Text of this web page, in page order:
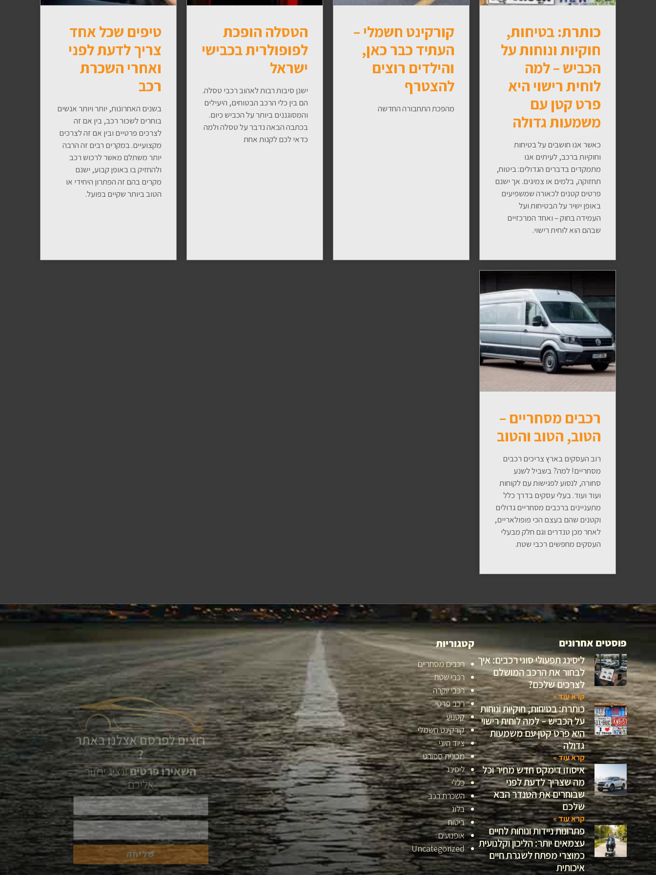
כותרת: בטיחות,
חוקיות ונוחות על
הכביש – למה
לוחית רישוי היא
פרט קטן עם
משמעות גדולה
כאשר אנו חושבים על בטיחות
וחוקיות ברכב, לעיתים אנו
מתמקדים בדברים הגדולים: ביטוח,
תחזוקה, בלמים או צמיגים. אך ישנם
פרטים קטנים לכאורה שמשפיעים
באופן ישיר על הבטיחות ועל
העמידה בחוק – ואחד המרכזיים
שבהם הוא לוחית רישוי.
קורקינט חשמלי –
העתיד כבר כאן,
והילדים רוצים
להצטרף
מהפכת התחבורה החדשה
הטסלה הופכת
לפופולרית בכבישי
ישראל
ישנן סיבות רבות לאהוב רכבי טסלה.
הם בין כלי הרכב הבטוחים, היעילים
והמסוגננים ביותר על הכביש כיום.
בכתבה הבאה נדבר על טסלה ולמה
כדאי לכם לקנות אחת
טיפים שכל אחד
צריך לדעת לפני
ואחרי השכרת
רכב
בשנים האחרונות, יותר ויותר אנשים
בוחרים לשכור רכב, בין אם זה
לצרכים פרטיים ובין אם זה לצרכים
מקצועיים. במקרים רבים זה הרבה
יותר משתלם מאשר לרכוש רכב
ולהחזיק בו באופן קבוע, ישנם
מקרים בהם זה הפתרון היחידי או
הטוב ביותר שקיים בפועל.
רכבים מסחריים –
הטוב, הטוב והטוב
רוב העסקים בארץ צריכים רכבים
מסחריים! למה? בשביל לשנע
סחורה, לנסוע לפגישות עם לקוחות
ועוד ועוד. בעלי עסקים בדרך כלל
מתעניינים ברכבים מסחריים גדולים
וקטנים שהם בעצם הכי פופולאריים,
לאחר מכן טנדרים וגם חלק מבעלי
העסקים מחפשים רכבי שטח.
פוסטים אחרונים
ליסינג תפעולי סוגי רכבים: איך
לבחור את הרכב המושלם
לצרכים שלכם?
קרא עוד »
כותרת: בטיחות, חוקיות ונוחות
על הכביש – למה לוחית רישוי
היא פרט קטן עם משמעות
גדולה
קרא עוד »
איסוזו דימקס חדש מחיר וכל
מה שצריך לדעת לפני
שבוחרים את הטנדר הבא
שלכם
קרא עוד »
פתרונות ניידות ונוחות לחיים
עצמאים יותר: הליכון וקלנועית
כמוצרי מפתח לשגרת חיים
איכותית
קטגוריות
רכבים מסחריים
רכבי שטח
רכבי יוקרה
רכב פרטי
קַטנוֹעַ
קורקינט חשמלי
ציוד חיוני
מכונית ספורט
ליסינג
כללי
השכרת רכב
בלוג
ביטוח
אופנועים
Uncategorized
רוצים לפרסם אצלנו באתר
?
השאירופרטיםונציג יחזור
אליכם
שליחה